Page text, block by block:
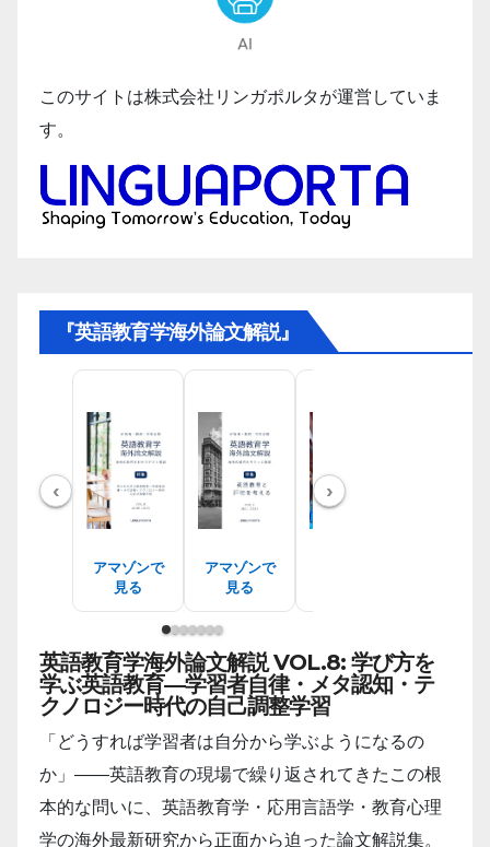
このサイトは株式会社リンガポルタが運営していま
す。
『英語教育学海外論文解説』
‹
アマゾンで
見る
アマゾンで
見る
›
英語教育学海外論文解説 VOL.8: 学び方を
学ぶ英語教育―学習者自律・メタ認知・テ
クノロジー時代の自己調整学習
「どうすれば学習者は自分から学ぶようになるの
か」――英語教育の現場で繰り返されてきたこの根
本的な問いに、英語教育学・応用言語学・教育心理
学の海外最新研究から正面から迫った論文解説集。